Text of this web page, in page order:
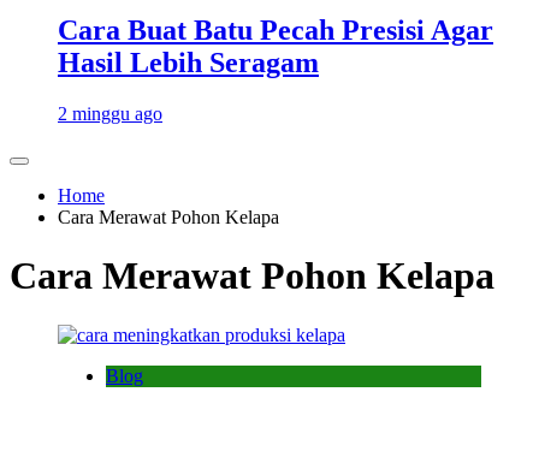
Cara Buat Batu Pecah Presisi Agar
Hasil Lebih Seragam
2 minggu ago
Home
Cara Merawat Pohon Kelapa
Cara Merawat Pohon Kelapa
Blog